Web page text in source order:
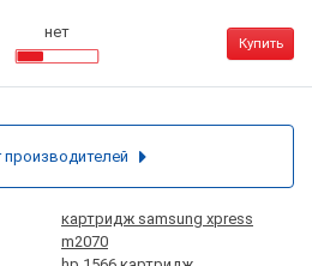
нет
Купить
картридж samsung xpress
m2070